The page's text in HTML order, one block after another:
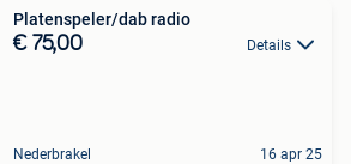
Platenspeler/dab radio
€ 75,00 Details
Nederbrakel 16 apr 25